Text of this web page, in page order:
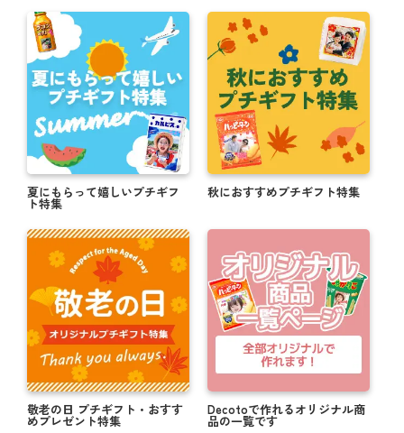
思い出をカタチに！卒業送別におすすめギフト
【注文期日間近】バレンタインまでに間に合う商
品！！
オリジナルギフトでバレンタインを楽しもう！
対象商品購入者全員 お年賀キャンペーン実施中！
＼ 新米でお届け！ ／ 米デコギフト ☆ミ
もうっ！
写真入り敬老の日ギフトで顔見せが叶う★☆
帰省の手土産はオリジナルのお菓子でサプライズ☆
夏に贈って喜ばれる！オリジナルギフト特集 .・゜
【購入者全員対象】父の日キャンペーン実施中！
まだ間に合う！≪5/14≫母の日にオススメの商品★
夏にもらって嬉しいプチギフ
ト特集
秋におすすめプチギフト特集
敬老の日 プチギフト・おすす
めプレゼント特集
Decotoで作れるオリジナル商
品の一覧です